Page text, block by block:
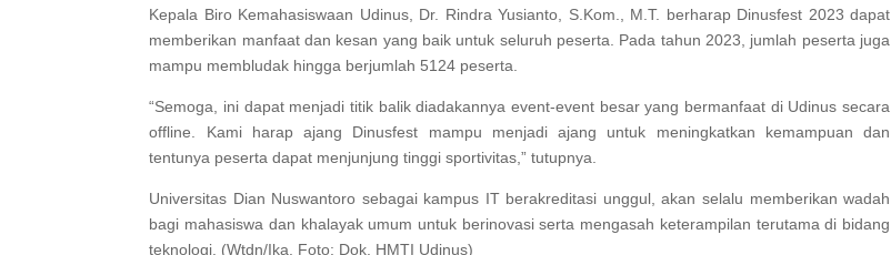
Kepala Biro Kemahasiswaan Udinus, Dr. Rindra Yusianto, S.Kom., M.T. berharap Dinusfest 2023 dapat
memberikan manfaat dan kesan yang baik untuk seluruh peserta. Pada tahun 2023, jumlah peserta juga
mampu membludak hingga berjumlah 5124 peserta.
“Semoga, ini dapat menjadi titik balik diadakannya event-event besar yang bermanfaat di Udinus secara
offline. Kami harap ajang Dinusfest mampu menjadi ajang untuk meningkatkan kemampuan dan
tentunya peserta dapat menjunjung tinggi sportivitas,” tutupnya.
Universitas Dian Nuswantoro sebagai kampus IT berakreditasi unggul, akan selalu memberikan wadah
bagi mahasiswa dan khalayak umum untuk berinovasi serta mengasah keterampilan terutama di bidang
teknologi. (Wtdn/Ika. Foto: Dok. HMTI Udinus)